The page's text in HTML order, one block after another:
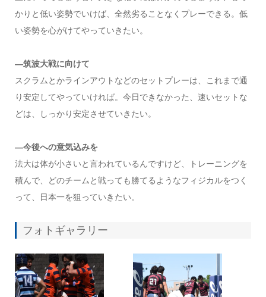
かりと低い姿勢でいけば、全然劣ることなくプレーできる。低
い姿勢を心がけてやっていきたい。
―筑波大戦に向けて
スクラムとかラインアウトなどのセットプレーは、これまで通
り安定してやっていければ。今日できなかった、速いセットな
どは、しっかり安定させていきたい。
―今後への意気込みを
法大は体が小さいと言われているんですけど、トレーニングを
積んで、どのチームと戦っても勝てるようなフィジカルをつく
って、日本一を狙っていきたい。
フォトギャラリー